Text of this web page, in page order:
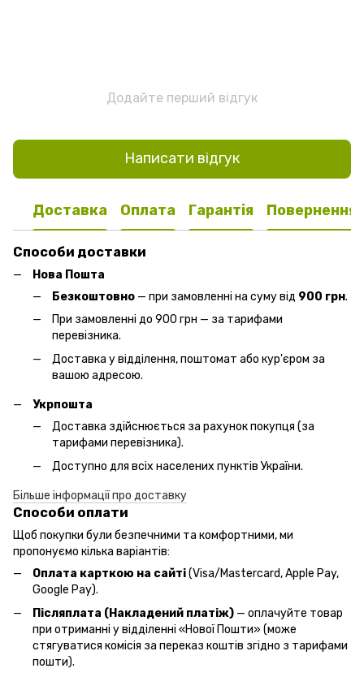
Додайте перший відгук
Написати відгук
Доставка Оплата Гарантія Повернення
Способи доставки
Нова Пошта
Безкоштовно — при замовленні на суму від 900 грн.
При замовленні до 900 грн — за тарифами
перевізника.
Доставка у відділення, поштомат або кур'єром за
вашою адресою.
Укрпошта
Доставка здійснюється за рахунок покупця (за
тарифами перевізника).
Доступно для всіх населених пунктів України.
Більше інформації про доставку
Способи оплати
Щоб покупки були безпечними та комфортними, ми
пропонуємо кілька варіантів:
Оплата карткою на сайті(Visa/Mastercard, Apple Pay,
Google Pay).
Післяплата (Накладений платіж) — оплачуйте товар
при отриманні у відділенні «Нової Пошти» (може
стягуватися комісія за переказ коштів згідно з тарифами
пошти).